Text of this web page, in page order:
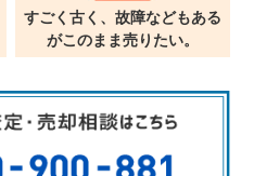
すごく古く、故障などもある
がこのまま売りたい。